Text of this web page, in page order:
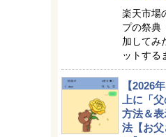
楽天市場
プの祭典
加してみ
ットする
【2026
上に「
方法＆
法【お